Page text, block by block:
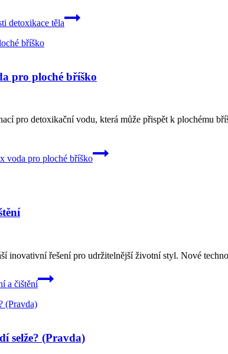
detoxikace těla
pro ploché bříško
pro detoxikační vodu, která může přispět k plochému
voda pro ploché bříško
inovativní řešení pro udržitelnější životní styl. Nové
a čištění
selže? (Pravda)